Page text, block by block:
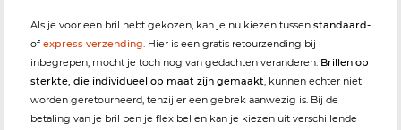
Als je voor een bril hebt gekozen, kan je nu kiezen tussen standaard-
of express verzending. Hier is een gratis retourzending bij
inbegrepen, mocht je toch nog van gedachten veranderen. Brillen op
sterkte, die individueel op maat zijn gemaakt, kunnen echter niet
worden geretourneerd, tenzij er een gebrek aanwezig is. Bij de
betaling van je bril ben je flexibel en kan je kiezen uit verschillende